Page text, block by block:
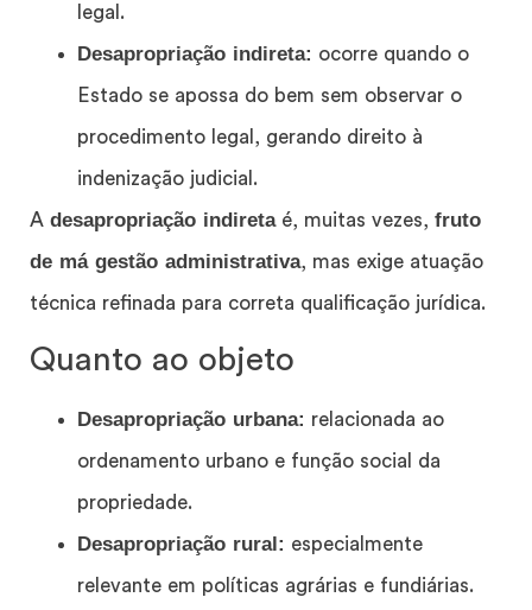
legal.
Desapropriação indireta: ocorre quando o
Estado se apossa do bem sem observar o
procedimento legal, gerando direito à
indenização judicial.
A desapropriação indiretaé, muitas vezes, fruto
de má gestão administrativa, mas exige atuação
técnica refinada para correta qualificação jurídica.
Quanto ao objeto
Desapropriação urbana: relacionada ao
ordenamento urbano e função social da
propriedade.
Desapropriação rural: especialmente
relevante em políticas agrárias e fundiárias.